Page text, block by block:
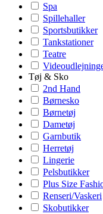
Spa
Spillehaller
Sportsbutikker
Tankstationer
Teatre
Tøj & Sko
2nd Hand
Børnesko
Børnetøj
Dametøj
Garnbutik
Herretøj
Lingerie
Pelsbutikker
Plus Size
Renseri/Vaskeri
Skobutikker